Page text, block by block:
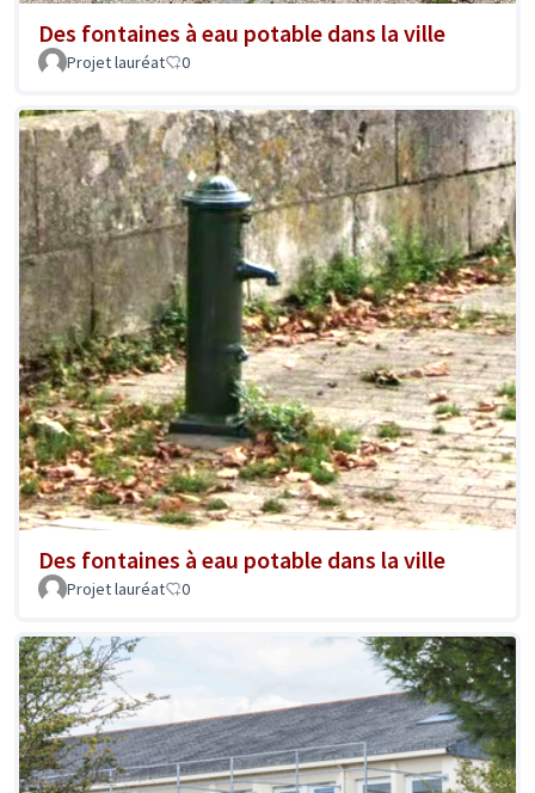
Des fontaines à eau potable dans la ville
Projet lauréat 0
Des fontaines à eau potable dans la ville
Projet lauréat 0